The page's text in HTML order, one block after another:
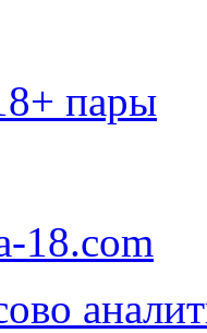
пары
18.com